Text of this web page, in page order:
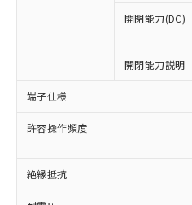
開閉能力(DC)
開閉能力説明
端子仕様
許容操作頻度
絶縁抵抗
ことをご了承く
在庫状況および
記載している更
タに基づき作成
覧された時点で
準価格とは異な
正式な納期状況
様のお取引先、
ムロン制御機器
いたものが、含有品と
むを得ず変更すること
*EU RoHS指令（10物質）：
鉛(Pb) 1000ppm以下、 水銀
六価クロム(Cr(Ⅵ)) 1000ppm
類(PBB) 1000ppm以下、ポ
(PBDE) 1000ppm以下、フタ
ル) (DEHP)(別名：DOP)
ルベンジル（BBP）
（DBP） 1000ppm以下、
(DIBP) 1000ppm以下
但し、RoHS指令で産業用監
基準値を超えているこ
「－」：未確認です。
ム) : 100ppm、
Cr(Ⅵ)(六価クロム) :
ニル類) : 1000ppm、 PBDEs(
ル類) : 1000ppm、
DBP(フタル酸ジブチル) :
イソブチル) : 1000ppm、
ル) : 1000ppm、
DEHP(フタル酸ビス(2-エチ
当社は、これら
為替および外国
（以下｢規制貨
または国外への
国政府の輸出許
可)を取得するな
当社は規制貨物
全に破砕するな
いよう必要な手
当社は貴社製品
ル、化学兵器、
説明
○ 一定数以上
一定数には